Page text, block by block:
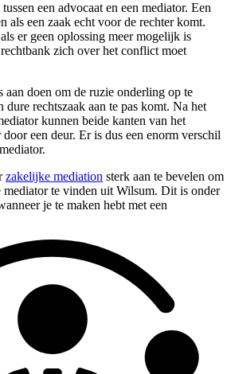
een advocaat en een mediator. Een
als een zaak echt voor de rechter komt.
er geen oplossing meer mogelijk is
zich over het conflict moet
aan doen om de ruzie onderling op te
dure rechtszaak aan te pas komt. Na het
kunnen beide kanten van het
een deur. Er is dus een enorm verschil
zakelijke mediation sterk aan te bevelen om
mediator te vinden uit Wilsum. Dit is onder
je te maken hebt met een